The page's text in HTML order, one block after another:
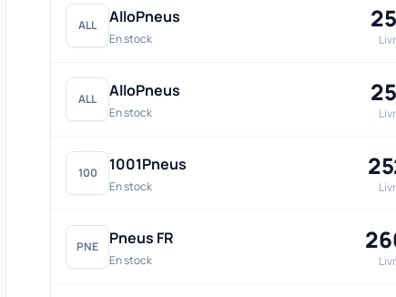
ALL AlloPneus
En stock
ALL AlloPneus
En stock
100 1001Pneus
En stock
PNE Pneus FR
En stock